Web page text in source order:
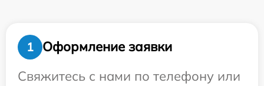
1
Оформление заявки
Свяжитесь с нами по телефону или